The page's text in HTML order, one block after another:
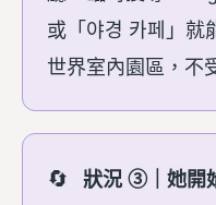
或「야경 카페」就
世界室內園區，不
狀況 ③｜她開